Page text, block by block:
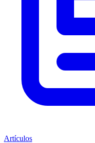
Artículos